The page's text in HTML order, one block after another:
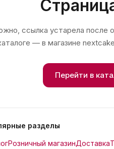
ссылка устарела после
— в магазине nextcake
Перейти в
разделы
Розничный магазинДоставка